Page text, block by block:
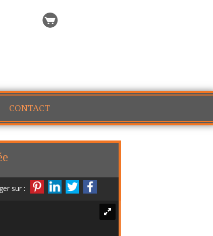
CONTACT
sur :